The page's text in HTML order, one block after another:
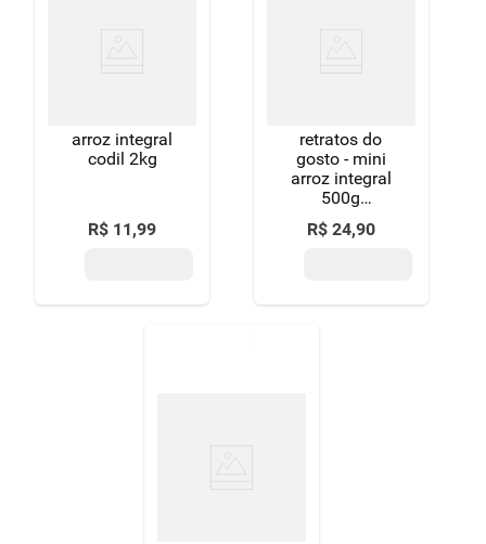
arroz integral
codil 2kg
R$ 11,99
retratos do
gosto - mini
arroz integral
500g
alimentos
R$ 24,90
chocolate